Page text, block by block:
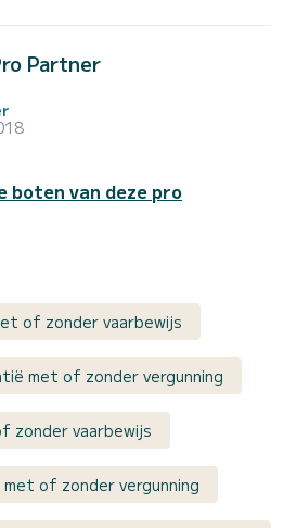
Partner
boten van deze pro
of zonder vaarbewijs
met of zonder vergunning
zonder vaarbewijs
of zonder vergunning